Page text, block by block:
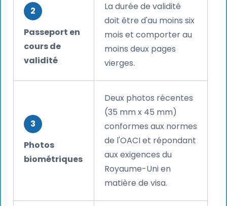
2
Passeport en
cours de
validité
La durée de validité
doit être d'au moins six
mois et comporter au
moins deux pages
vierges.
3
Photos
biométriques
Deux photos récentes
(35 mm x 45 mm)
conformes aux normes
de l'OACI et répondant
aux exigences du
Royaume-Uni en
matière de visa.